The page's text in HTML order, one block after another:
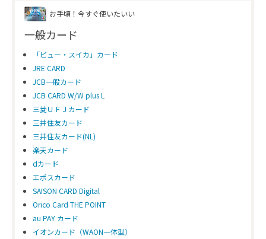
お手頃！今すぐ使いたいい
一般カード
「ビュー・スイカ」カード
JRE CARD
JCB一般カード
JCB CARD W/W plus L
三菱ＵＦＪカード
三井住友カード
三井住友カード(NL)
楽天カード
dカード
エポスカード
SAISON CARD Digital
Orico Card THE POINT
au PAY カード
イオンカード（WAON一体型）